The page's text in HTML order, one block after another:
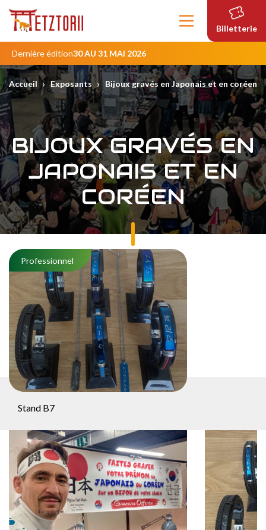
Contenu
principal
Billetterie
Dernière édition30 AU 31 MAI 2026
Accueil › Exposants › Bijoux gravés en Japonais et en coréen
BIJOUX GRAVÉS EN
JAPONAIS ET EN
CORÉEN
Professionnel
Stand B7